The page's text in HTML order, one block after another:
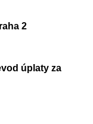
2
úplaty za